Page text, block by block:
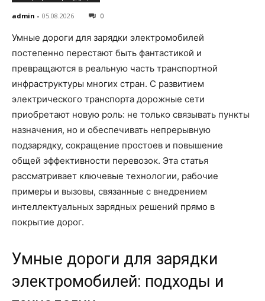
admin - 05.08.2026 0
Умные дороги для зарядки электромобилей
постепенно перестают быть фантастикой и
превращаются в реальную часть транспортной
инфраструктуры многих стран. С развитием
электрического транспорта дорожные сети
приобретают новую роль: не только связывать пункты
назначения, но и обеспечивать непрерывную
подзарядку, сокращение простоев и повышение
общей эффективности перевозок. Эта статья
рассматривает ключевые технологии, рабочие
примеры и вызовы, связанные с внедрением
интеллектуальных зарядных решений прямо в
покрытие дорог.
Умные дороги для зарядки
электромобилей: подходы и